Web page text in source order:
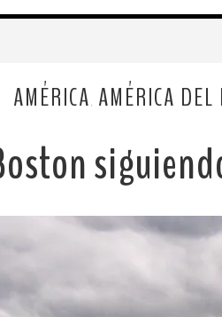
AMÉRICA AMÉRICA DEL